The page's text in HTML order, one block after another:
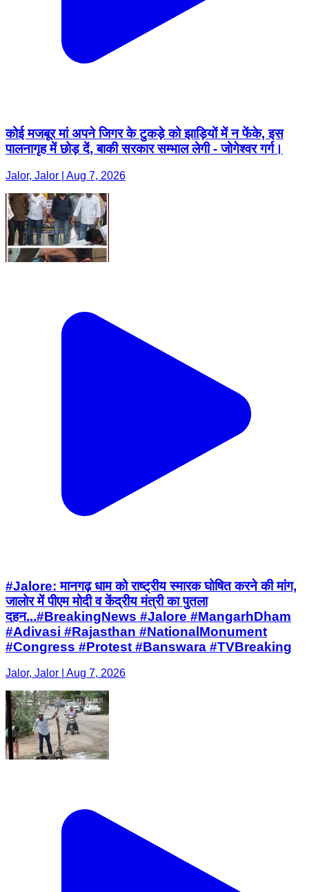
कोई मजबूर मां अपने जिगर के टुकड़े को झाड़ियों में न फेंके, इस
पालनागृह में छोड़ दें, बाकी सरकार सम्भाल लेगी - जोगेश्वर गर्ग।
Jalor, Jalor | Aug 7, 2026
#Jalore: मानगढ़ धाम को राष्ट्रीय स्मारक घोषित करने की मांग,
जालोर में पीएम मोदी व केंद्रीय मंत्री का पुतला
दहन...#BreakingNews #Jalore #MangarhDham
#Adivasi #Rajasthan #NationalMonument
#Congress #Protest #Banswara #TVBreaking
Jalor, Jalor | Aug 7, 2026